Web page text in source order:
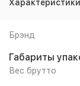
Характеристики
Брэнд
Габариты
Вес брутто